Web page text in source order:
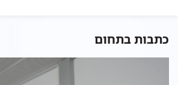
כתבות בתחום